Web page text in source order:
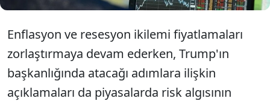
Enflasyon ve resesyon ikilemi fiyatlamaları
zorlaştırmaya devam ederken, Trump'ın
başkanlığında atacağı adımlara ilişkin
açıklamaları da piyasalarda risk algısının